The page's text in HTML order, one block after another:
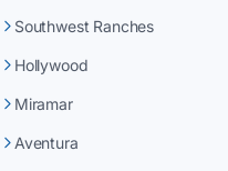
Southwest Ranches
Hollywood
Miramar
Aventura